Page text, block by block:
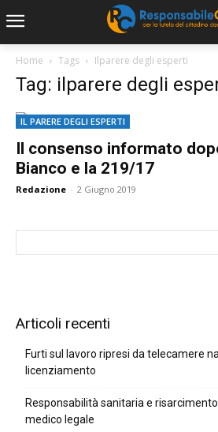
Home Tags Ilparere degli esperti
Tag: ilparere degli
IL PARERE DEGLI ESPERTI
Il consenso informato
Bianco e la 219/17
Redazione - 2 Giugno 2019
Articoli recenti
Furti sul lavoro ripresi da telecamere
licenziamento
Responsabilità sanitaria e
medico legale